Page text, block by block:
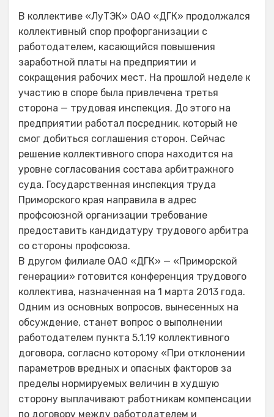
В коллективе «ЛуТЭК» ОАО «ДГК» продолжался
коллективный спор профорганизации с
работодателем, касающийся повышения
заработной платы на предприятии и
сокращения рабочих мест. На прошлой неделе к
участию в споре была привлечена третья
сторона — трудовая инспекция. До этого на
предприятии работал посредник, который не
смог добиться соглашения сторон. Сейчас
решение коллективного спора находится на
уровне согласования состава арбитражного
суда. Государственная инспекция труда
Приморского края направила в адрес
профсоюзной организации требование
предоставить кандидатуру трудового арбитра
со стороны профсоюза.
В другом филиале ОАО «ДГК» — «Приморской
генерации» готовится конференция трудового
коллектива, назначенная на 1 марта 2013 года.
Одним из основных вопросов, вынесенных на
обсуждение, станет вопрос о выполнении
работодателем пункта 5.1.19 коллективного
договора, согласно которому «При отклонении
параметров вредных и опасных факторов за
пределы нормируемых величин в худшую
сторону выплачивают работникам компенсации
по договору между работодателем и